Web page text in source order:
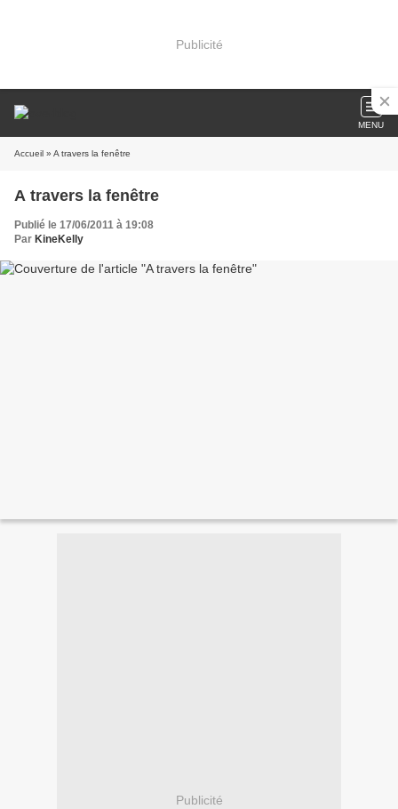
Publicité
MENU
Accueil » A travers la fenêtre
A travers la fenêtre
Publié le 17/06/2011 à 19:08
Par KineKelly
Publicité